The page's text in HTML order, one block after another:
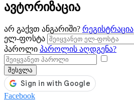
ავტორიზაცია
არ გაქვთ ანგარიში? რეგისტრაცია
ელ-ფოსტა
პაროლი პაროლის აღდგენა?
შესვლა
Facebook